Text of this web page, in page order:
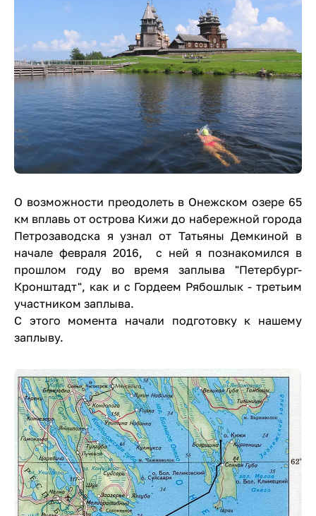
О возможности преодолеть в Онежском озере 65
км вплавь от острова Кижи до набережной города
Петрозаводска я узнал от Татьяны Демкиной в
начале февраля 2016, с ней я познакомился в
прошлом году во время заплыва "Петербург-
Кронштадт", как и с Гордеем Рябошлык - третьим
участником заплыва.
С этого момента начали подготовку к нашему
заплыву.